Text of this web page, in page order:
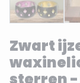
Zwart